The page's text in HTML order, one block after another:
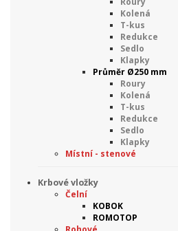
Kolená
T-kus
Redukce
Sedlo
Klapky
Průměr Ø250 mm
Roury
Kolená
T-kus
Redukce
Sedlo
Klapky
Místní - stenové
Krbové vložky
Čelní
KOBOK
ROMOTOP